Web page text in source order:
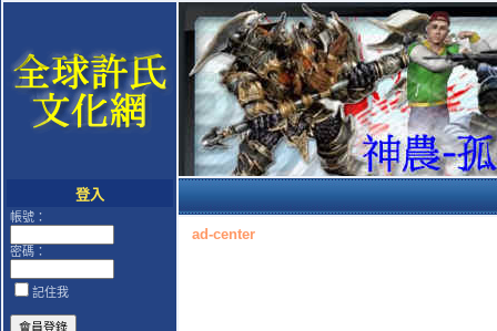
登入
帳號：
密碼：
記住我
ad-center